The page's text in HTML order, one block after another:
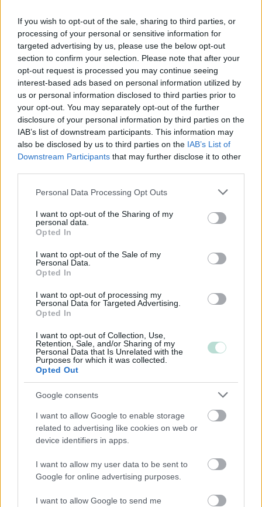
If you wish to opt-out of the sale, sharing to third parties, or
processing of your personal or sensitive information for
targeted advertising by us, please use the below opt-out
section to confirm your selection. Please note that after your
opt-out request is processed you may continue seeing
interest-based ads based on personal information utilized by
us or personal information disclosed to third parties prior to
your opt-out. You may separately opt-out of the further
disclosure of your personal information by third parties on the
IAB’s list of downstream participants. This information may
also be disclosed by us to third parties on the IAB’s List of
Downstream Participants that may further disclose it to other
Please note that this website/app uses one or more Google
not limited to your visit or usage behaviour. You may click to
grant or deny consent to Google and its third-party tags to
use your data for below specified purposes in below Google
consent section.
Personal Data Processing Opt Outs
I want to opt-out of the Sharing of my
personal data.
Opted In
I want to opt-out of the Sale of my
Personal Data.
Opted In
I want to opt-out of processing my
Personal Data for Targeted Advertising.
Opted In
I want to opt-out of Collection, Use,
Retention, Sale, and/or Sharing of my
Personal Data that Is Unrelated with the
Purposes for which it was collected.
Opted Out
Google consents
I want to allow Google to enable storage
related to advertising like cookies on web or
device identifiers in apps.
I want to allow my user data to be sent to
Google for online advertising purposes.
I want to allow Google to send me
viranomaisilmoitukset.
Lisätietoja:www.tk-yrityspalvelu.fi
Tilitoimiston erityisosaaminen
Palvelukielet
Suomi
Mikrot
Yhtiömuodot
Kommandiittiyhtiö
Avoin yhtiö
Toiminimi
Palvelutarjonta
ALV-laskelmat, ilmoitukset verottajalle ja
tilinpäätökset
Liiketoiminnan kehittämispalvelut (esim.
verosuunnittelu)
Maksatuspalvelut